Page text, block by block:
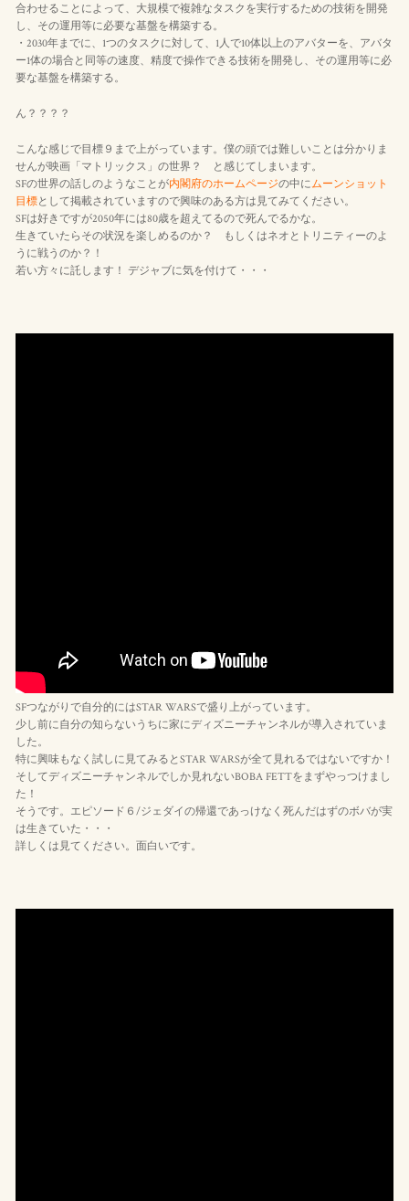
合わせることによって、大規模で複雑なタスクを実行するための技術を開発
し、その運用等に必要な基盤を構築する。
・2030年までに、1つのタスクに対して、1人で10体以上のアバターを、アバタ
ー1体の場合と同等の速度、精度で操作できる技術を開発し、その運用等に必
要な基盤を構築する。
ん？？？？
こんな感じで目標９まで上がっています。僕の頭では難しいことは分かりま
せんが映画「マトリックス」の世界？ と感じてしまいます。
SFの世界の話しのようなことが内閣府のホームページの中にムーンショット
目標として掲載されていますので興味のある方は見てみてください。
SFは好きですが2050年には80歳を超えてるので死んでるかな。
生きていたらその状況を楽しめるのか？ もしくはネオとトリニティーのよ
うに戦うのか？！
若い方々に託します！ デジャブに気を付けて・・・
SFつながりで自分的にはSTAR WARSで盛り上がっています。
少し前に自分の知らないうちに家にディズニーチャンネルが導入されていま
した。
特に興味もなく試しに見てみるとSTAR WARSが全て見れるではないですか！
そしてディズニーチャンネルでしか見れないBOBA FETTをまずやっつけまし
た！
そうです。エピソード６/ジェダイの帰還であっけなく死んだはずのボバが実
は生きていた・・・
詳しくは見てください。面白いです。